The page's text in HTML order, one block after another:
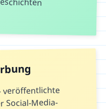
veröffentlichte
Social-Media-